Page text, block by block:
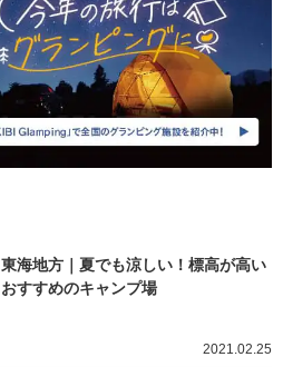
東海地方｜夏でも涼しい！標高が高い
おすすめのキャンプ場
2021.02.25